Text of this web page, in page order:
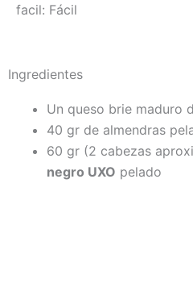
facil: Fácil
Ingredientes
Un queso brie maduro
40 gr de almendras
60 gr (2 cabezas
negro UXO pelado